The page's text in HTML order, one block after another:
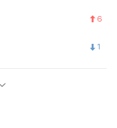
6
1